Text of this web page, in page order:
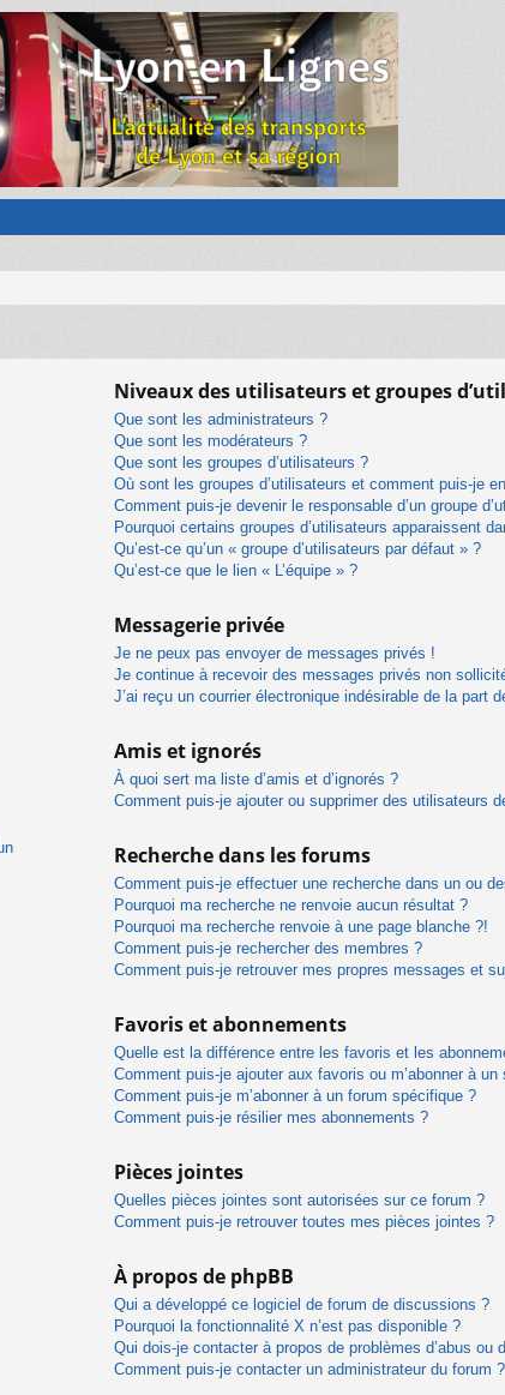
Niveaux des utilisateurs et groupes
Que sont les administrateurs ?
Que sont les modérateurs ?
Que sont les groupes d’utilisateurs ?
Où sont les groupes d’utilisateurs et comment puis-je
Comment puis-je devenir le responsable d’un groupe
Pourquoi certains groupes d’utilisateurs apparaissent
Qu’est-ce qu’un « groupe d’utilisateurs par défaut » ?
Qu’est-ce que le lien « L’équipe » ?
Messagerie privée
Je ne peux pas envoyer de messages privés !
Je continue à recevoir des messages privés non
J’ai reçu un courrier électronique indésirable de la part
Amis et ignorés
À quoi sert ma liste d’amis et d’ignorés ?
Comment puis-je ajouter ou supprimer des utilisateurs
Recherche dans les forums
Comment puis-je effectuer une recherche dans un ou
Pourquoi ma recherche ne renvoie aucun résultat ?
Pourquoi ma recherche renvoie à une page blanche ?!
Comment puis-je rechercher des membres ?
Comment puis-je retrouver mes propres messages et
Favoris et abonnements
Quelle est la différence entre les favoris et les
Comment puis-je ajouter aux favoris ou m’abonner à
Comment puis-je m’abonner à un forum spécifique ?
Comment puis-je résilier mes abonnements ?
Pièces jointes
Quelles pièces jointes sont autorisées sur ce forum ?
Comment puis-je retrouver toutes mes pièces jointes ?
À propos de phpBB
Qui a développé ce logiciel de forum de discussions ?
Pourquoi la fonctionnalité X n’est pas disponible ?
Qui dois-je contacter à propos de problèmes d’abus ou
Comment puis-je contacter un administrateur du forum ?